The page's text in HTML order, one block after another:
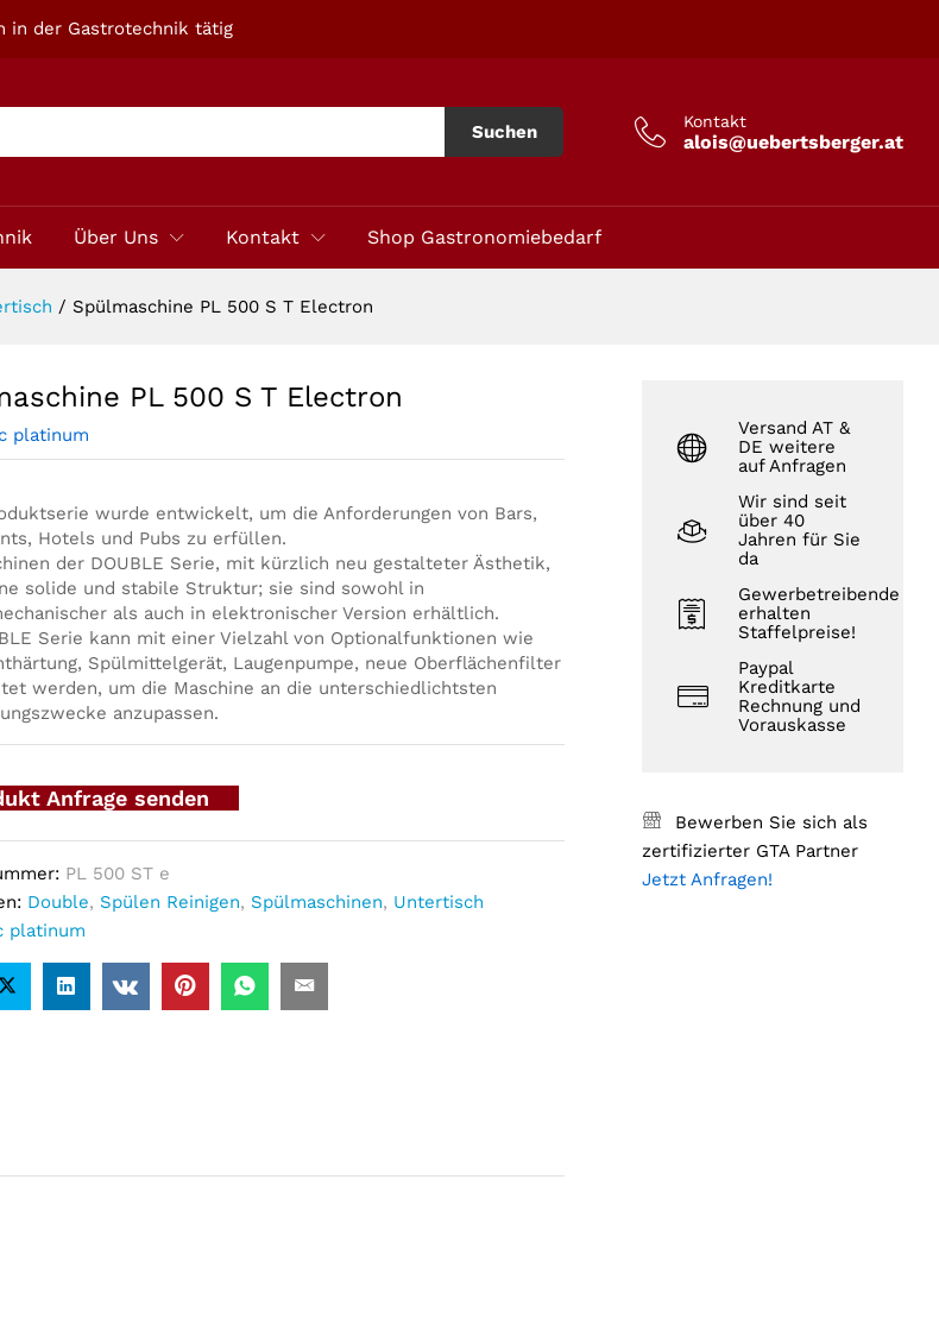
in der Gastrotechnik tätig
Suchen
Kontakt
alois@uebertsberger.at
Über Uns Kontakt Shop Gastronomiebedarf
/ Spülmaschine PL 500 S T Electron
PL 500 S T Electron
platinum
wurde entwickelt, um die Anforderungen von Bars,
Hotels und Pubs zu erfüllen.
der DOUBLE Serie, mit kürzlich neu gestalteter Ästhetik,
solide und stabile Struktur; sie sind sowohl in
als auch in elektronischer Version erhältlich.
Serie kann mit einer Vielzahl von Optionalfunktionen wie
Spülmittelgerät, Laugenpumpe, neue Oberflächenfilter
werden, um die Maschine an die unterschiedlichtsten
anzupassen.
Anfrage senden
PL 500 ST e
Double, Spülen Reinigen, Spülmaschinen, Untertisch
platinum
Versand AT &
DE weitere
auf Anfragen
Wir sind seit
über 40
Jahren für Sie
da
Gewerbetreibende
erhalten
Staffelpreise!
Paypal
Kreditkarte
Rechnung und
Vorauskasse
Bewerben Sie sich als
zertifizierter GTA Partner
Jetzt Anfragen!